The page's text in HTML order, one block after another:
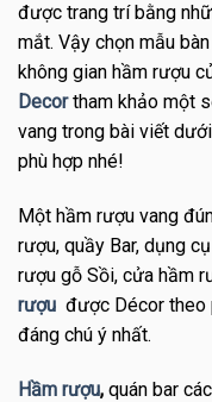
được trang trí bằng
mắt. Vậy chọn mẫu
không gian hầm rượu
Decortham khảo một
vang trong bài viết
phù hợp nhé!
Một hầm rượu vang
rượu, quầy Bar, dụng
rượu gỗ Sồi, cửa hầm
rượu được Décor theo
đáng chú ý nhất.
Hầm rượu, quán bar